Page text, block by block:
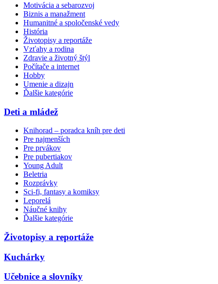
Motivácia a sebarozvoj
Biznis a manažment
Humanitné a spoločenské vedy
História
Životopisy a reportáže
Vzťahy a rodina
Zdravie a životný štýl
Počítače a internet
Hobby
Umenie a dizajn
Ďalšie kategórie
Deti a mládež
Knihorad – poradca kníh pre deti
Pre najmenších
Pre prvákov
Pre pubertiakov
Young Adult
Beletria
Rozprávky
Sci-fi, fantasy a komiksy
Leporelá
Náučné knihy
Ďalšie kategórie
Životopisy a reportáže
Kuchárky
Učebnice a slovníky